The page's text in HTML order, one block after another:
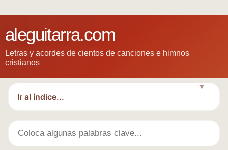
aleguitarra.com
Letras y acordes de cientos de canciones e himnos
cristianos
▼